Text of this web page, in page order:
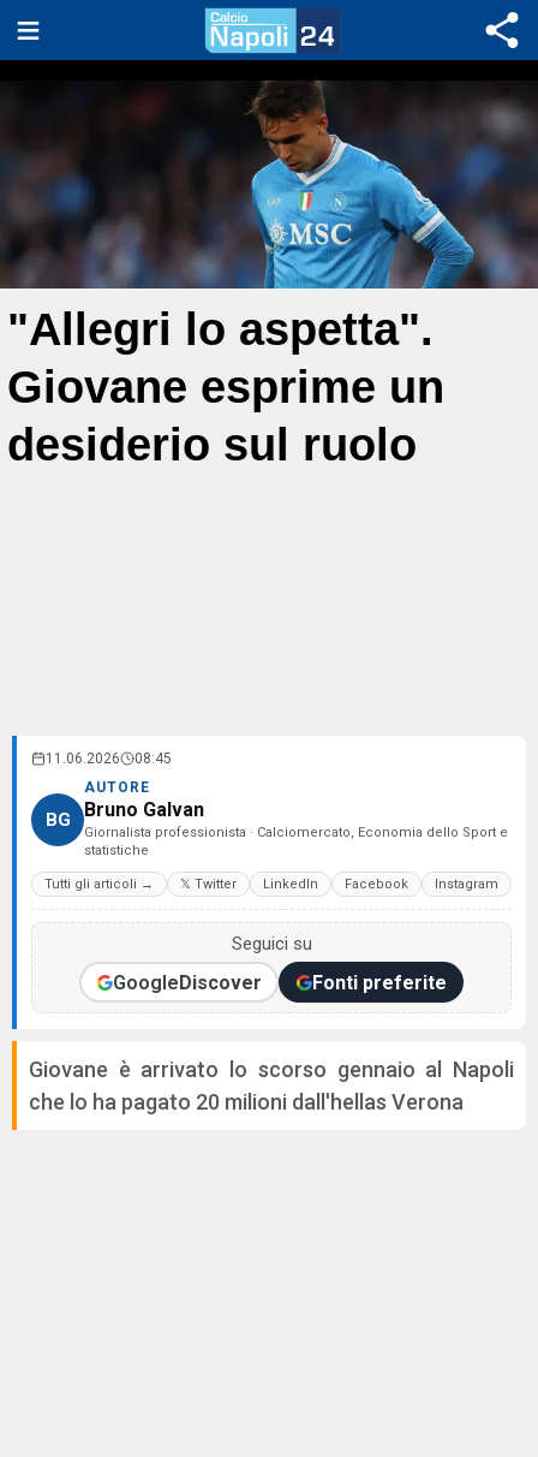
"Allegri lo aspetta".
Giovane esprime un
desiderio sul ruolo
11.06.2026 08:45
BG
AUTORE
Bruno Galvan
Giornalista professionista · Calciomercato, Economia dello Sport e
statistiche
Tutti gli articoli → 𝕏 Twitter LinkedIn Facebook Instagram
Seguici su
GoogleDiscover Fonti preferite
Giovane è arrivato lo scorso gennaio al Napoli
che lo ha pagato 20 milioni dall'hellas Verona